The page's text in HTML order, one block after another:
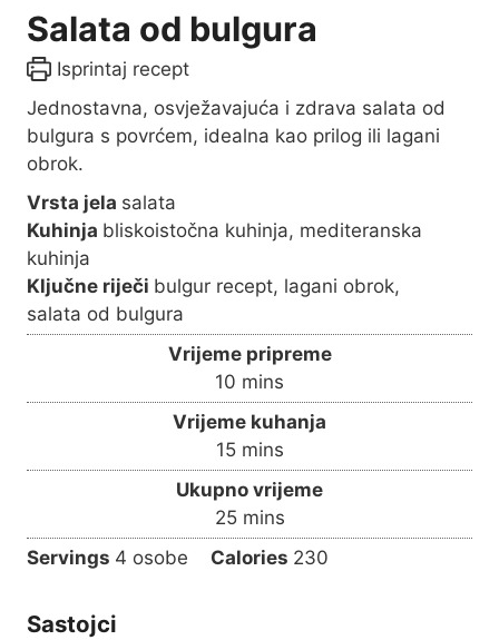
Salata od bulgura
Isprintaj recept
Jednostavna, osvježavajuća i zdrava salata od
bulgura s povrćem, idealna kao prilog ili lagani
obrok.
Vrsta jela salata
Kuhinja bliskoistočna kuhinja, mediteranska
kuhinja
Ključne riječi bulgur recept, lagani obrok,
salata od bulgura
Vrijeme pripreme
10 m
i
n
u
t
e
s
mins
Vrijeme kuhanja
15m
i
n
u
t
mins
Ukupno vrijeme
25m
i
n
mins
Servings 4 osobe Calories 230
Sastojci